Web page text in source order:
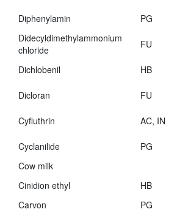
Diphenylamin
PG
Didecyldimethylammonium
chloride
FU
Dichlobenil
HB
Dicloran
FU
Cyfluthrin
AC, IN
Cyclanilide
PG
Cow milk
Cinidion ethyl
HB
Carvon
PG